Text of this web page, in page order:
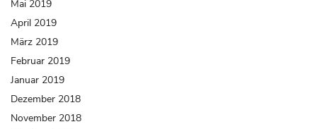
Mai 2019
April 2019
März 2019
Februar 2019
Januar 2019
Dezember 2018
November 2018